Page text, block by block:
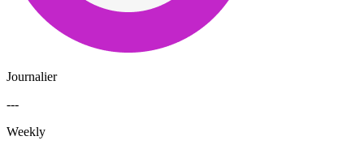
Journalier
---
Weekly